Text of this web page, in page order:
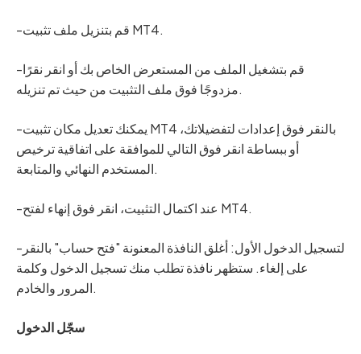
-قم بتنزيل ملف تثبيت MT4.
-قم بتشغيل الملف من المستعرض الخاص بك أو انقر نقرًا
مزدوجًا فوق ملف التثبيت من حيث تم تنزيله.
-يمكنك تعديل مكان تثبيت MT4 بالنقر فوق إعدادات لتفضيلاتك،
أو ببساطة انقر فوق التالي للموافقة على اتفاقية ترخيص
المستخدم النهائي والمتابعة.
-عند اكتمال التثبيت، انقر فوق إنهاء لفتح MT4.
-لتسجيل الدخول الأول: أغلق النافذة المعنونة "فتح حساب" بالنقر
على إلغاء. ستظهر نافذة تطلب منك تسجيل الدخول وكلمة
المرور والخادم.
سجّل الدخول